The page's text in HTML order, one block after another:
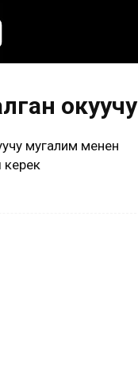
|
окуучу
мугалим менен